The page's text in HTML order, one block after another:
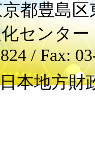
京都豊島
センタ
/ Fax:
本地方財